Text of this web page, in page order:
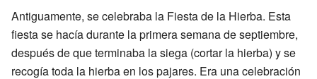
Antiguamente, se celebraba la Fiesta de la Hierba. Esta
fiesta se hacía durante la primera semana de septiembre,
después de que terminaba la siega (cortar la hierba) y se
recogía toda la hierba en los pajares. Era una celebración